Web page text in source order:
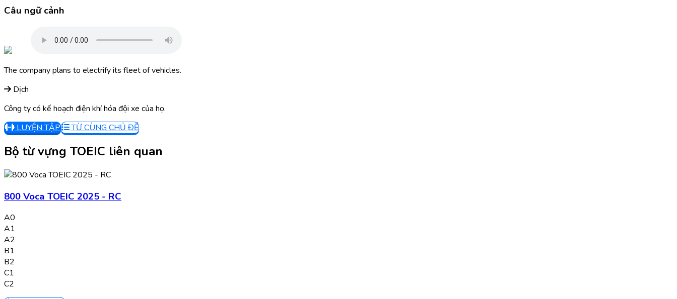
Câu ngữ cảnh
The company plans to electrifyits fleet of vehicles.
Dịch
Công ty có kế hoạch điện khí hóa đội xe của họ.
LUYỆN TẬP
TỪ CÙNG CHỦ ĐỀ
Bộ từ vựng TOEIC liên quan
800 Voca TOEIC 2025 - RC
A0
A1
A2
B1
B2
C1
C2